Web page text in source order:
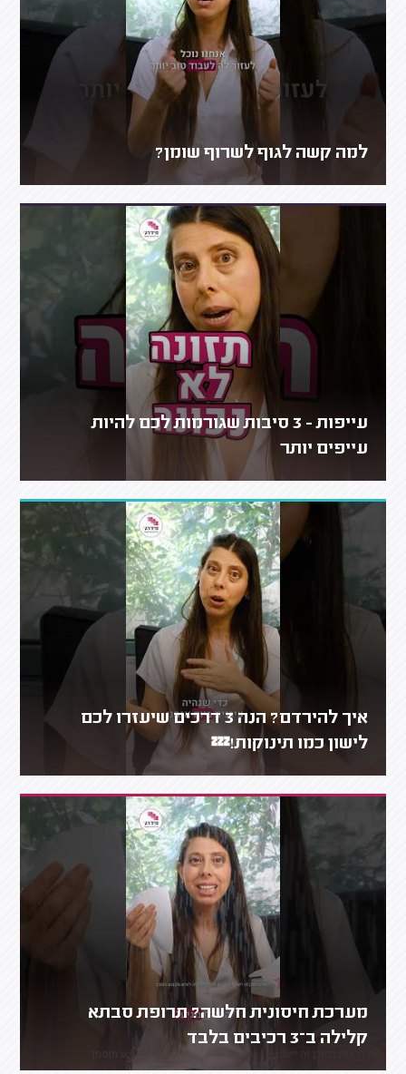
למה קשה לגוף לשרוף שומן?
עייפות - 3 סיבות שגורמות לכם להיות
עייפים יותר
איך להירדם? הנה 3 דרכים שיעזרו לכם
לישון כמו תינוקות!💤
מערכת חיסונית חלשה? תרופת סבתא
קלילה ב־3 רכיבים בלבד